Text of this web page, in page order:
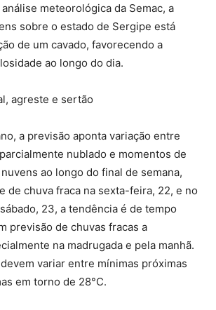
meteorológica da Semac, a
sobre o estado de Sergipe está
de um cavado, favorecendo a
ao longo do dia.
agreste e sertão
a previsão aponta variação entre
nublado e momentos de
ao longo do final de semana,
de chuva fraca na sexta-feira, 22, e no
23, a tendência é de tempo
previsão de chuvas fracas a
na madrugada e pela manhã.
variar entre mínimas próximas
em torno de 28°C.